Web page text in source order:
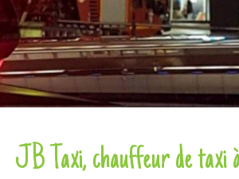
JB Taxi, chauffeur de taxi